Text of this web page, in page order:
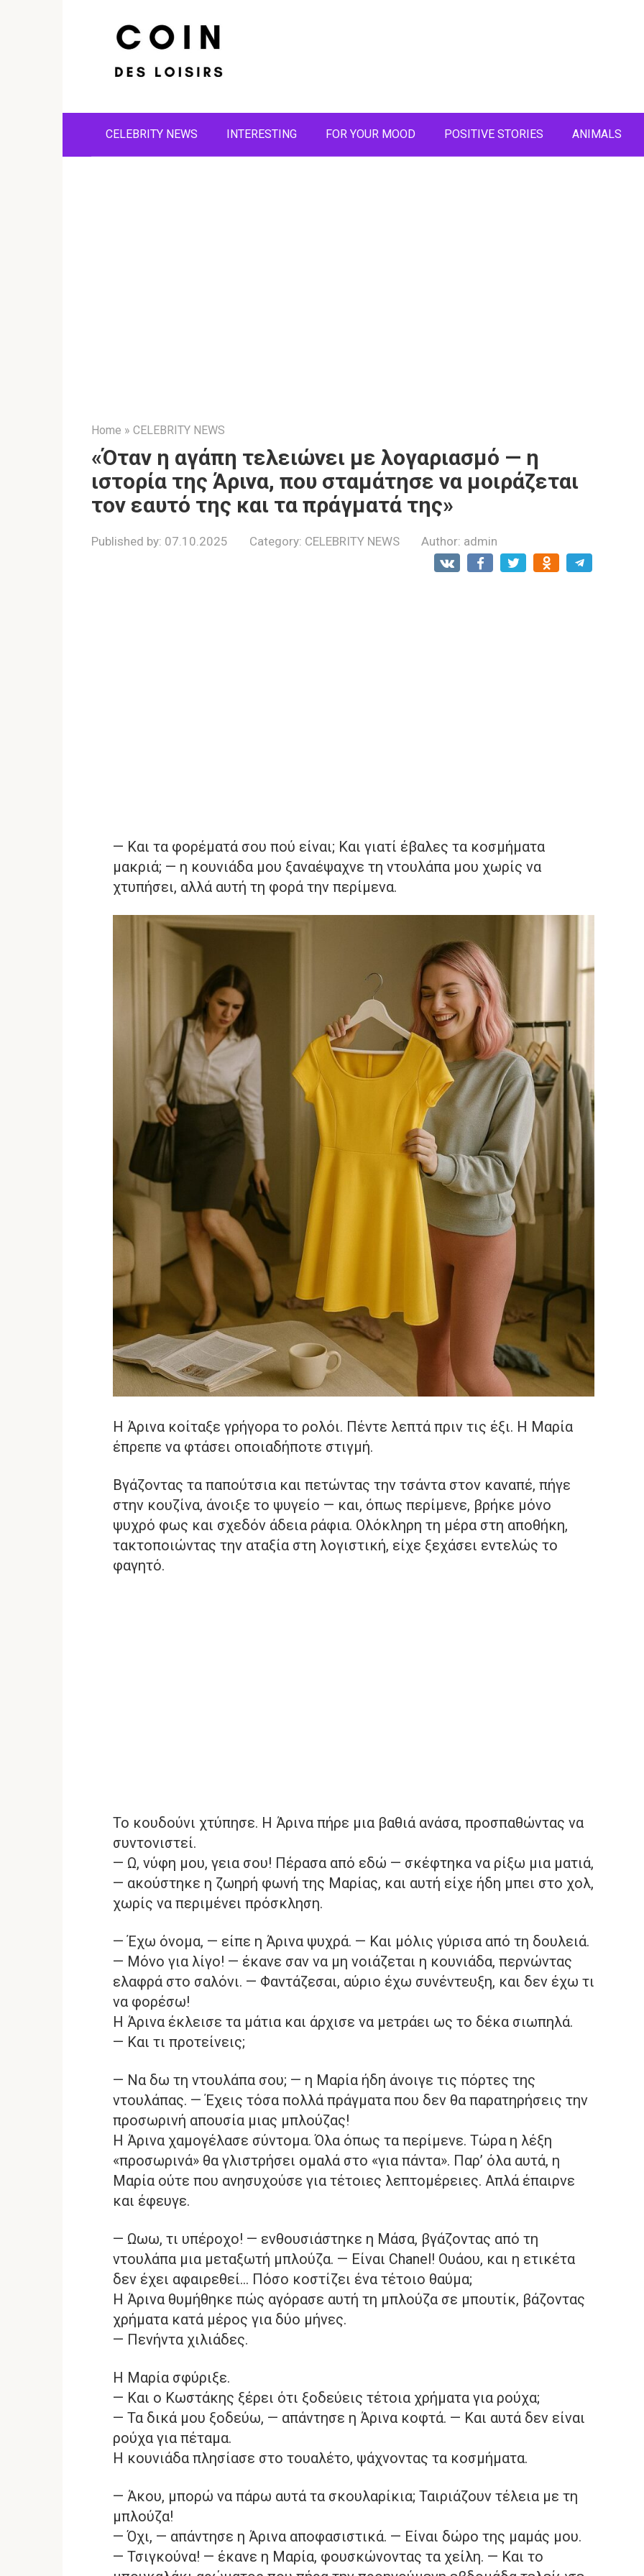
CELEBRITY NEWS INTERESTING FOR YOUR MOOD POSITIVE STORIES ANIMALS
Home » CELEBRITY NEWS
«Όταν η αγάπη τελειώνει με λογαριασμό — η
ιστορία της Άρινα, που σταμάτησε να μοιράζεται
τον εαυτό της και τα πράγματά της»
Published by: 07.10.2025 Category: CELEBRITY NEWS Author: admin
— Και τα φορέματά σου πού είναι; Και γιατί έβαλες τα κοσμήματα
μακριά; — η κουνιάδα μου ξαναέψαχνε τη ντουλάπα μου χωρίς να
χτυπήσει, αλλά αυτή τη φορά την περίμενα.
Η Άρινα κοίταξε γρήγορα το ρολόι. Πέντε λεπτά πριν τις έξι. Η Μαρία
έπρεπε να φτάσει οποιαδήποτε στιγμή.
Βγάζοντας τα παπούτσια και πετώντας την τσάντα στον καναπέ, πήγε
στην κουζίνα, άνοιξε το ψυγείο — και, όπως περίμενε, βρήκε μόνο
ψυχρό φως και σχεδόν άδεια ράφια. Ολόκληρη τη μέρα στη αποθήκη,
τακτοποιώντας την αταξία στη λογιστική, είχε ξεχάσει εντελώς το
φαγητό.
Το κουδούνι χτύπησε. Η Άρινα πήρε μια βαθιά ανάσα, προσπαθώντας να
συντονιστεί.
— Ω, νύφη μου, γεια σου! Πέρασα από εδώ — σκέφτηκα να ρίξω μια ματιά,
— ακούστηκε η ζωηρή φωνή της Μαρίας, και αυτή είχε ήδη μπει στο χολ,
χωρίς να περιμένει πρόσκληση.
— Έχω όνομα, — είπε η Άρινα ψυχρά. — Και μόλις γύρισα από τη δουλειά.
— Μόνο για λίγο! — έκανε σαν να μη νοιάζεται η κουνιάδα, περνώντας
ελαφρά στο σαλόνι. — Φαντάζεσαι, αύριο έχω συνέντευξη, και δεν έχω τι
να φορέσω!
Η Άρινα έκλεισε τα μάτια και άρχισε να μετράει ως το δέκα σιωπηλά.
— Και τι προτείνεις;
— Να δω τη ντουλάπα σου; — η Μαρία ήδη άνοιγε τις πόρτες της
ντουλάπας. — Έχεις τόσα πολλά πράγματα που δεν θα παρατηρήσεις την
προσωρινή απουσία μιας μπλούζας!
Η Άρινα χαμογέλασε σύντομα. Όλα όπως τα περίμενε. Τώρα η λέξη
«προσωρινά» θα γλιστρήσει ομαλά στο «για πάντα». Παρ’ όλα αυτά, η
Μαρία ούτε που ανησυχούσε για τέτοιες λεπτομέρειες. Απλά έπαιρνε
και έφευγε.
— Ωωω, τι υπέροχο! — ενθουσιάστηκε η Μάσα, βγάζοντας από τη
ντουλάπα μια μεταξωτή μπλούζα. — Είναι Chanel! Ουάου, και η ετικέτα
δεν έχει αφαιρεθεί… Πόσο κοστίζει ένα τέτοιο θαύμα;
Η Άρινα θυμήθηκε πώς αγόρασε αυτή τη μπλούζα σε μπουτίκ, βάζοντας
χρήματα κατά μέρος για δύο μήνες.
— Πενήντα χιλιάδες.
Η Μαρία σφύριξε.
— Και ο Κωστάκης ξέρει ότι ξοδεύεις τέτοια χρήματα για ρούχα;
— Τα δικά μου ξοδεύω, — απάντησε η Άρινα κοφτά. — Και αυτά δεν είναι
ρούχα για πέταμα.
Η κουνιάδα πλησίασε στο τουαλέτο, ψάχνοντας τα κοσμήματα.
— Άκου, μπορώ να πάρω αυτά τα σκουλαρίκια; Ταιριάζουν τέλεια με τη
μπλούζα!
— Όχι, — απάντησε η Άρινα αποφασιστικά. — Είναι δώρο της μαμάς μου.
— Τσιγκούνα! — έκανε η Μαρία, φουσκώνοντας τα χείλη. — Και το